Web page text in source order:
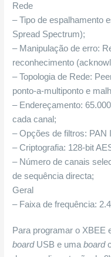
Rede
– Tipo de espalhamento
Spread Spectrum);
– Manipulação de erro:
reconhecimento
– Topologia de Rede:
ponto-a-multiponto e
– Endereçamento:
cada canal;
– Opções de filtros: PAN
– Criptografia: 128-bit
– Número de canais
de sequência directa;
Geral
– Faixa de frequência:
Para programar o XBEE
board USB e umaboard